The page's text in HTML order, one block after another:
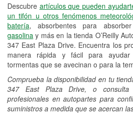
Descubre artículos que pueden
un tifón u otros fenómenos
batería, absorbentes para
gasolina y más en la tienda O’Reilly
347 East Plaza Drive. Encuentra los
manera rápida y fácil para
tormentas que se avecinan o para la
Comprueba la disponibilidad en tu
347 East Plaza Drive, o
profesionales en autopartes para
suministros a medida que se acercan